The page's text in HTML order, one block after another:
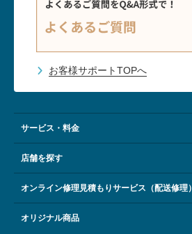
お客様サポートTOPへ
サービス・料金
店舗を探す
オンライン修理見積もりサービス（配送修理）
オリジナル商品